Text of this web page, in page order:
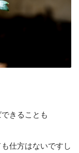
きることも
仕方はないですし